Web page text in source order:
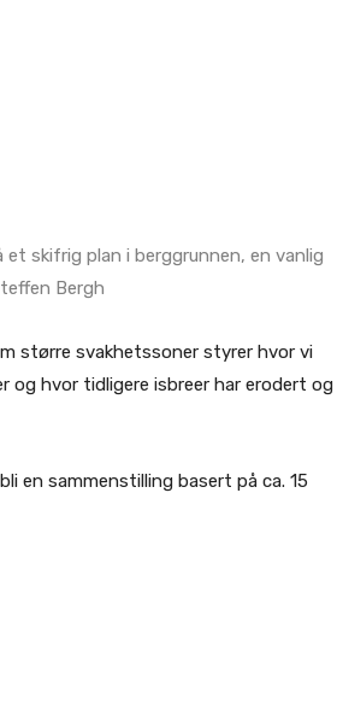
skifrig plan i berggrunnen, en vanlig
Bergh
større svakhetssoner styrer hvor vi
og hvor tidligere isbreer har erodert og
en sammenstilling basert på ca. 15